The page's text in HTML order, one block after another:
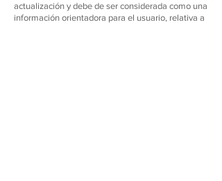
actualización y debe de ser considerada como una
información orientadora para el usuario, relativa a